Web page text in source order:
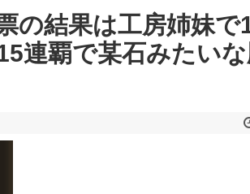
の結果は工房姉妹で
連覇で某石みたいな